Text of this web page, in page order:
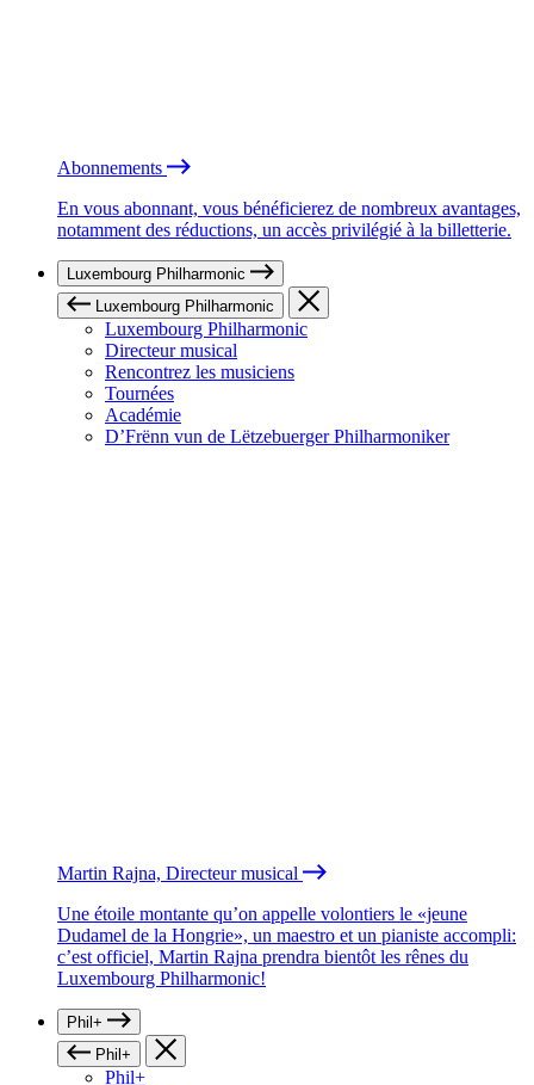
Abonnements
En vous abonnant, vous bénéficierez de nombreux avantages,
notamment des réductions, un accès privilégié à la billetterie.
Luxembourg Philharmonic
Luxembourg Philharmonic
Luxembourg Philharmonic
Directeur musical
Rencontrez les musiciens
Tournées
Académie
D’Frënn vun de Lëtzebuerger Philharmoniker
Martin Rajna, Directeur musical
Une étoile montante qu’on appelle volontiers le «jeune
Dudamel de la Hongrie», un maestro et un pianiste accompli:
c’est officiel, Martin Rajna prendra bientôt les rênes du
Luxembourg Philharmonic!
Phil+
Phil+
Phil+